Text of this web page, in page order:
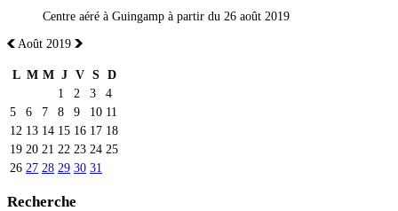
Centre aéré à Guingamp à partir du 26 août 2019
Août 2019
L M M J V S D
1
2 3
4
5
6 7 8 9 10 11
12 13 14 15 16 17 18
19 20 21 22 23 24 25
26 27 28 29 30 31
Recherche